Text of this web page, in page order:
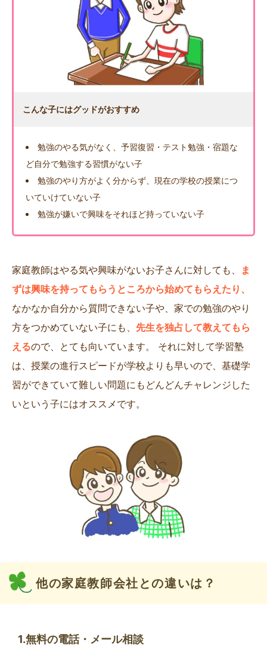
こんな子にはグッドがおすすめ
勉強のやる気がなく、予習復習・テスト勉強・宿題な
ど自分で勉強する習慣がない子
勉強のやり方がよく分からず、現在の学校の授業につ
いていけていない子
勉強が嫌いで興味をそれほど持っていない子
家庭教師はやる気や興味がないお子さんに対しても、
ま
ずは興味を持ってもらうところから始めてもらえたり、
なかなか自分から質問できない子や、家での勉強のやり
方をつかめていない子にも、 先生を独占して教えてもら
えるので、とても向いています。 それに対して学習塾
は、授業の進行スピードが学校よりも早いので、基礎学
習ができていて難しい問題にもどんどんチャレンジした
いという子にはオススメです。
他の家庭教師会社との違いは？
1.無料の電話・メール相談